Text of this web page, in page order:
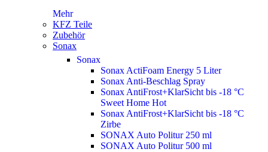
Mehr
KFZ Teile
Zubehör
Sonax
Sonax
Sonax ActiFoam Energy 5 Liter
Sonax Anti-Beschlag Spray
Sonax AntiFrost+KlarSicht bis -18 °C
Sweet Home Hot
Sonax AntiFrost+KlarSicht bis -18 °C
Zirbe
SONAX Auto Politur 250 ml
SONAX Auto Politur 500 ml